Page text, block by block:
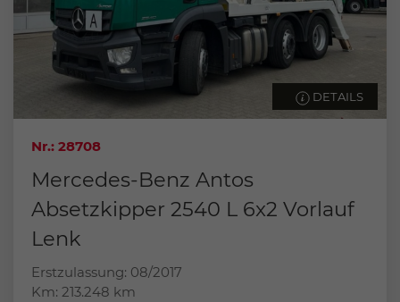
DETAILS
Nr.: 28708
Mercedes-Benz Antos
Absetzkipper 2540 L 6x2 Vorlauf
Lenk
Erstzulassung: 08/2017
Km: 213.248 km